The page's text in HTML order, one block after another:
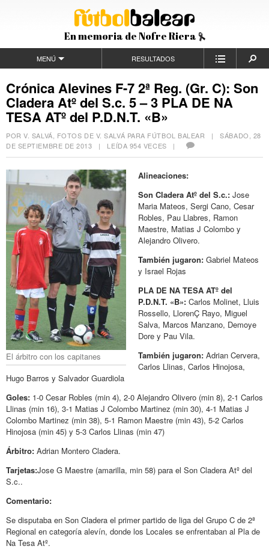
En memoria de Nofre Riera
MENÚ RESULTADOS
Crónica Alevines F-7 2ª Reg. (Gr. C): Son
Cladera Atº del S.c. 5 – 3 PLA DE NA
TESA ATº del P.D.N.T. «B»
POR V. SALVÁ, FOTOS DE V. SALVÁ PARA FÚTBOL BALEAR |SÁBADO, 28
DE SEPTIEMBRE DE 2013 | LEÍDA 954 VECES |
El árbitro con los capitanes
Alineaciones:
Son Cladera Atº del S.c.: Jose
Maria Mateos, Sergi Cano, Cesar
Robles, Pau Llabres, Ramon
Maestre, Matias J Colombo y
Alejandro Olivero.
También jugaron: Gabriel Mateos
y Israel Rojas
PLA DE NA TESA ATº del
P.D.N.T. «B»: Carlos Molinet, Lluis
Rossello, LlorenÇ Rayo, Miguel
Salva, Marcos Manzano, Demoye
Dore y Pau Vila.
También jugaron: Adrian Cervera,
Carlos Llinas, Carlos Hinojosa,
Hugo Barros y Salvador Guardiola
Goles: 1-0 Cesar Robles (min 4), 2-0 Alejandro Olivero (min 8), 2-1 Carlos
Llinas (min 16), 3-1 Matias J Colombo Martinez (min 30), 4-1 Matias J
Colombo Martinez (min 38), 5-1 Ramon Maestre (min 43), 5-2 Carlos
Hinojosa (min 45) y 5-3 Carlos Llinas (min 47)
Árbitro: Adrian Montero Cladera.
Tarjetas:Jose G Maestre (amarilla, min 58) para el Son Cladera Atº del
S.c..
Comentario:
Se disputaba en Son Cladera el primer partido de liga del Grupo C de 2ª
Regional en categoría alevín, donde los Locales se enfrentaban al Pla de
Na Tesa Atº.